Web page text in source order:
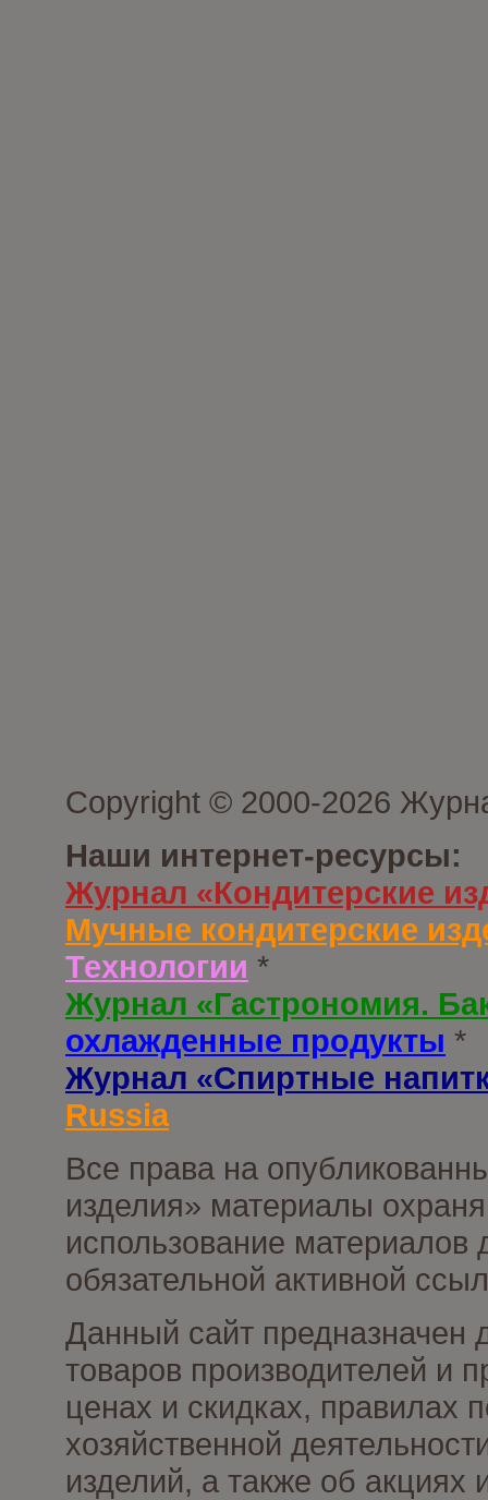
Copyright © 2000-2026
Наши интернет-ресурсы:
Журнал «Кондитерские
Мучные кондитерские
Технологии *
Журнал «Гастрономия.
охлажденные продукты *
Журнал «Спиртные
Russia
Все права на
изделия» материалы
использование материалов
обязательной активной
Данный сайт предназначен
товаров производителей и
ценах и скидках, правилах
хозяйственной
изделий, а также об